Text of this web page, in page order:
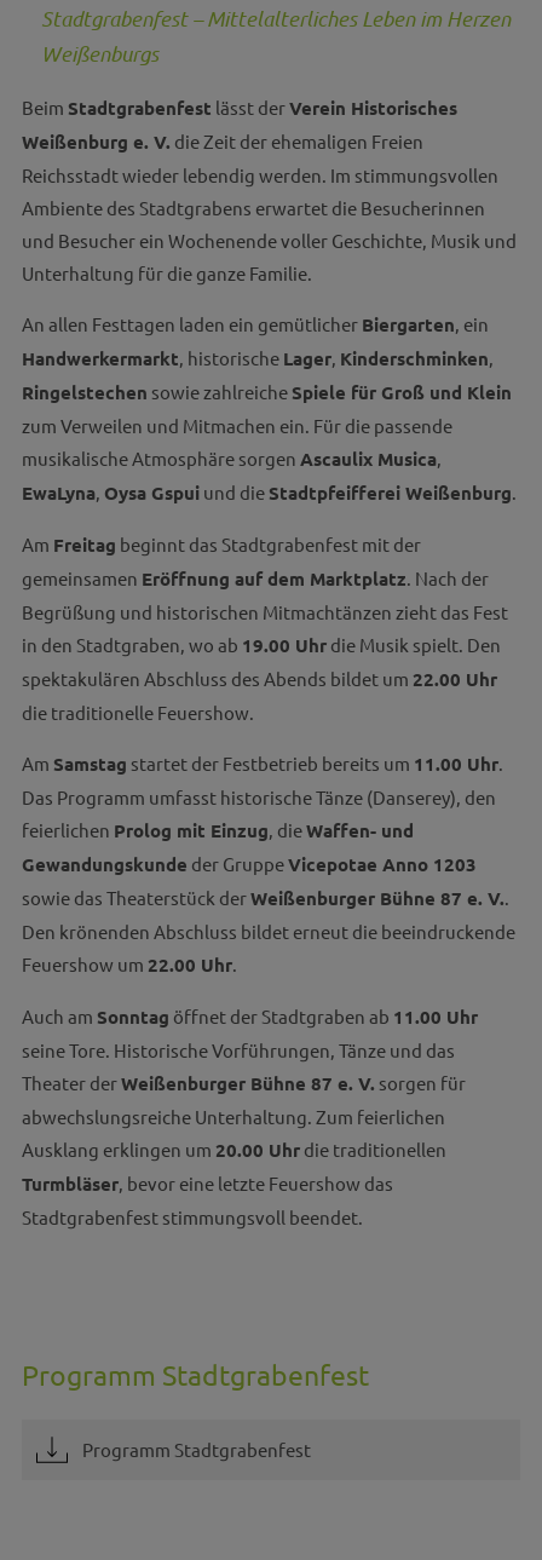
Stadtgrabenfest – Mittelalterliches Leben im Herzen
Weißenburgs
Beim Stadtgrabenfest lässt derVerein Historisches
Weißenburg e. V. die Zeit der ehemaligen Freien
Reichsstadt wieder lebendig werden. Im stimmungsvollen
Ambiente des Stadtgrabens erwartet die Besucherinnen
und Besucher ein Wochenende voller Geschichte, Musik und
Unterhaltung für die ganze Familie.
An allen Festtagen laden ein gemütlicher Biergarten, ein
Handwerkermarkt, historische Lager, Kinderschminken,
Ringelstechen sowie zahlreiche Spiele für Groß und Klein
zum Verweilen und Mitmachen ein. Für die passende
musikalische Atmosphäre sorgen Ascaulix Musica,
EwaLyna, Oysa Gspuiund die Stadtpfeifferei Weißenburg.
Am Freitag beginnt das Stadtgrabenfest mit der
gemeinsamen Eröffnung auf dem Marktplatz. Nach der
Begrüßung und historischen Mitmachtänzen zieht das Fest
in den Stadtgraben, wo ab 19.00 Uhrdie Musik spielt. Den
spektakulären Abschluss des Abends bildet um 22.00 Uhr
die traditionelle Feuershow.
Am Samstag startet der Festbetrieb bereits um 11.00 Uhr.
Das Programm umfasst historische Tänze (Danserey), den
feierlichen Prolog mit Einzug, dieWaffen- und
Gewandungskunde der GruppeVicepotae Anno 1203
sowie das Theaterstück derWeißenburger Bühne 87 e. V..
Den krönenden Abschluss bildet erneut die beeindruckende
Feuershow um 22.00 Uhr.
Auch am Sonntag öffnet der Stadtgraben ab 11.00 Uhr
seine Tore. Historische Vorführungen, Tänze und das
Theater derWeißenburger Bühne 87 e. V. sorgen für
abwechslungsreiche Unterhaltung. Zum feierlichen
Ausklang erklingen um 20.00 Uhrdie traditionellen
Turmbläser, bevor eine letzte Feuershow das
Stadtgrabenfest stimmungsvoll beendet.
Programm Stadtgrabenfest
Programm Stadtgrabenfest